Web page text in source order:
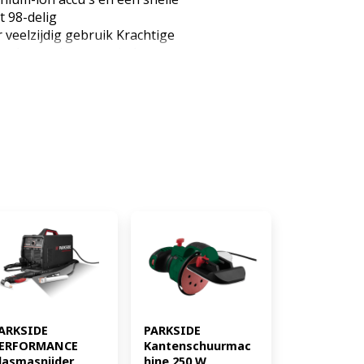
98-delig
gebruik Krachtige
levensduur en minder
slagwerk voor
Geleverd in een stevige
sluitingen Apparaat
de serie Parkside X 20 V
apparaten van onze 20 volt-
Bedrijfsmodus: Accu
PARKSIDE
Kantenschuurmac